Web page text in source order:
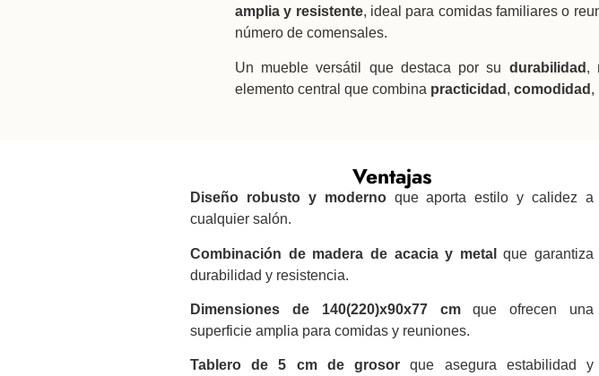
amplia y resistente, ideal para comidas familiares o
número de comensales.
Un mueble versátil que destaca por su durabilidad ,
elemento central que combina practicidad , comodidad ,
Ventajas
Diseño robusto y modernoque aporta estilo y calidez a
cualquier salón.
Combinación de madera de acacia y metal
que garantiza
durabilidad y resistencia.
Dimensiones de 140(220)x90x77 cmque ofrecen una
superficie amplia para comidas y reuniones.
Tablero de 5 cm de grosor que asegura estabilidad y